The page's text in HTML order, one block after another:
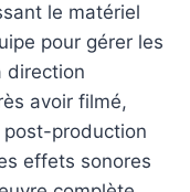
le matériel
pour gérer les
direction
avoir filmé,
post-production
effets sonores